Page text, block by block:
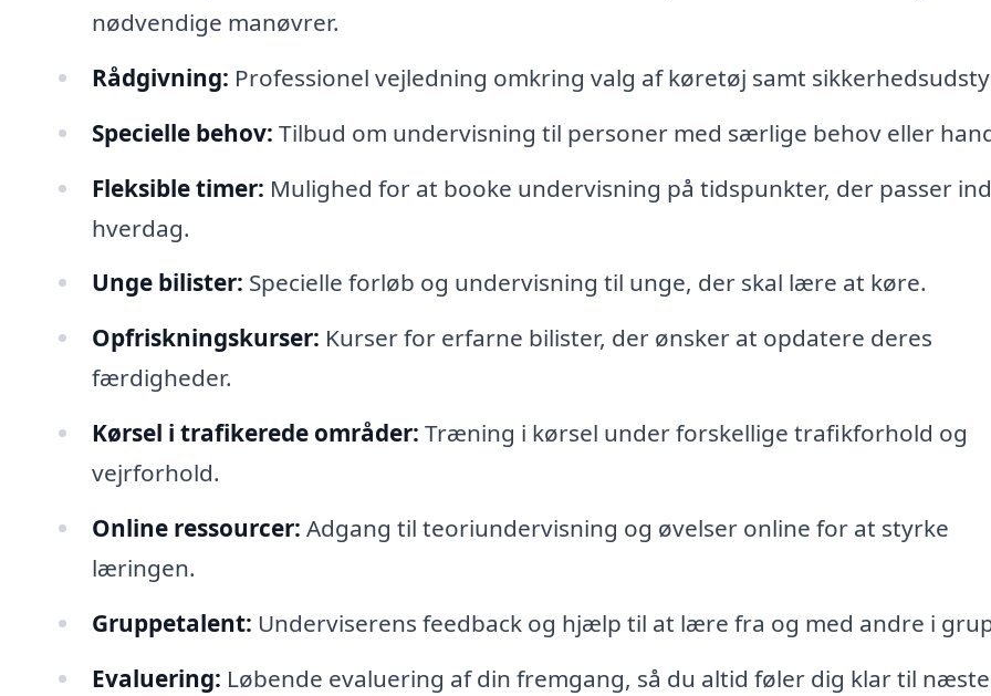
nødvendige manøvrer.
Rådgivning: Professionel vejledning omkring valg af køretøj samt
Specielle behov: Tilbud om undervisning til personer med særlige behov eller
Fleksible timer: Mulighed for at booke undervisning på tidspunkter, der passer
hverdag.
Unge bilister: Specielle forløb og undervisning til unge, der skal lære at køre.
Opfriskningskurser: Kurser for erfarne bilister, der ønsker at opdatere deres
færdigheder.
Kørsel i trafikerede områder: Træning i kørsel under forskellige trafikforhold og
vejrforhold.
Online ressourcer: Adgang til teoriundervisning og øvelser online for at styrke
læringen.
Gruppetalent: Underviserens feedback og hjælp til at lære fra og med andre i
Evaluering: Løbende evaluering af din fremgang, så du altid føler dig klar til næste